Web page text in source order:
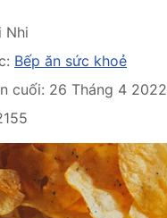
Nhi
Bếp ăn sức khoẻ
cuối: 26 Tháng 4 2022